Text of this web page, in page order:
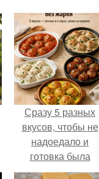
Сразу 5 разных
вкусов, чтобы не
надоедало и
готовка была
проще.